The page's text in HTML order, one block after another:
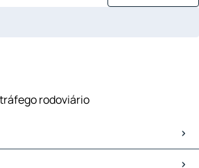
rodoviário